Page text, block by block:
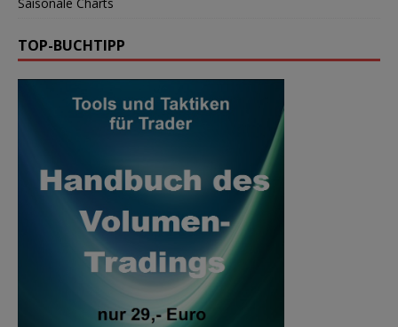
Saisonale Charts
TOP-BUCHTIPP